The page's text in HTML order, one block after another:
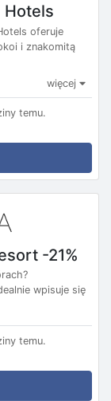
Hotels
oferuje
i znakomitą
więcej
temu.
-21%
wpisuje się
temu.